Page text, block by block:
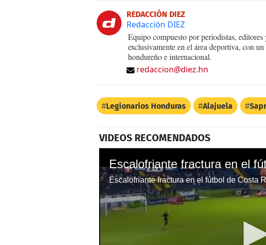
REDACCIÓN DIEZ
Redacción DIEZ
Equipo compuesto por periodistas, editores
exclusivamente en el área deportiva, con
hondureño e internacional.
redaccion@diez.hn
Legionarios Honduras Alajuela
VIDEOS RECOMENDADOS
Escalofriante fractura en el
Escalofriante fractura en el fútbol de Costa